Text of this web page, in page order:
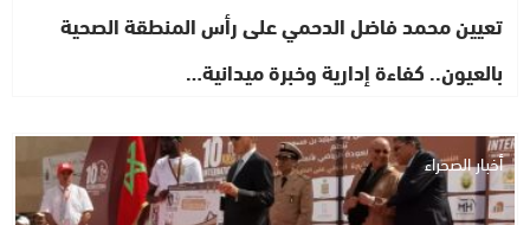
تعيين محمد فاضل الدحمي على رأس المنطقة الصحية
بالعيون.. كفاءة إدارية وخبرة ميدانية…
أخبار الصحراء